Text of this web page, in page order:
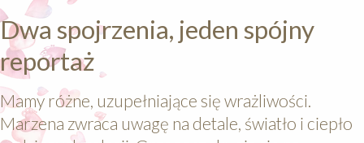
Dwa spojrzenia, jeden spójny
reportaż
Mamy różne, uzupełniające się wrażliwości.
Marzena zwraca uwagę na detale, światło i ciepło